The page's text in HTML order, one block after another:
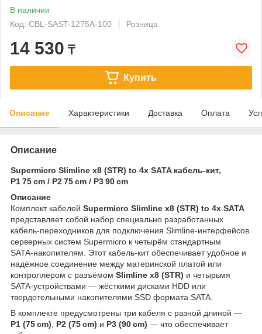
В наличии
Код: CBL-SAST-1275A-100
Розница
14 530 ₸
Купить
Описание Характеристики Доставка Оплата
Описание
Supermicro Slimline x8 (STR) to 4x SATA кабель‑кит,
P1 75 cm / P2 75 cm / P3 90 cm
Описание
Комплект кабелей Supermicro Slimline x8 (STR) to 4x SATA
представляет собой набор специально разработанных
кабель‑переходников для подключения Slimline‑интерфейсов
серверных систем Supermicro к четырём стандартным
SATA‑накопителям. Этот кабель‑кит обеспечивает удобное и
надёжное соединение между материнской платой или
контроллером с разъёмом Slimline x8 (STR) и четырьмя
SATA‑устройствами — жёсткими дисками HDD или
твердотельными накопителями SSD формата SATA.
В комплекте предусмотрены три кабеля с разной длиной —
P1 (75 cm)
P2 (75 cm) и P3 (90 cm) — что обеспечивает